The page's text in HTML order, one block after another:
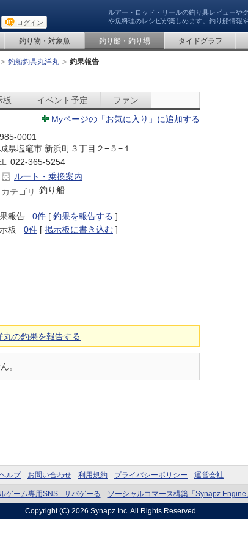
ルアー・ロッド・リールの釣り具レビューや
や魚料理のレシピが楽しめます。釣り船情報
ログイン
釣り物・対象魚 釣り船・釣り場 タイドグラフ
釣船釣具丸洋丸 釣果報告
板 イベント予定
ファン
Myページの「お気に入り」に追加する
0001
県塩竈市 新浜町３丁目２−５−１
022-365-5254
ルート・乗換案内
カテゴリ 釣り船
報告 0件 [ 釣果を報告する ]
板
0件 [ 掲示板に書き込む ]
丸の釣果を報告する
。
ルプ お問い合わせ 利用規約 プライバシーポリシー 運営会社
ゲーム専用SNS - サバゲーる
ソーシャルコマース構築「Synapz Engine
Copyright (C) 2026 Synapz Inc.All Rights Reserved.